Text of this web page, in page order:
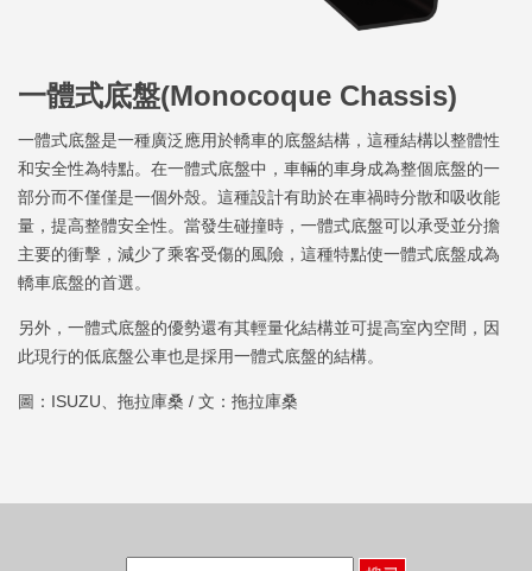
一體式底盤(Monocoque Chassis)
一體式底盤是一種廣泛應用於轎車的底盤結構，這種結構以整體性
和安全性為特點。在一體式底盤中，車輛的車身成為整個底盤的一
部分而不僅僅是一個外殼。這種設計有助於在車禍時分散和吸收能
量，提高整體安全性。當發生碰撞時，一體式底盤可以承受並分擔
主要的衝擊，減少了乘客受傷的風險，這種特點使一體式底盤成為
轎車底盤的首選。
另外，一體式底盤的優勢還有其輕量化結構並可提高室內空間，因
此現行的低底盤公車也是採用一體式底盤的結構。
圖：ISUZU、拖拉庫桑 / 文：拖拉庫桑
搜